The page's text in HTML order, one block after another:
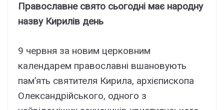
Православне свято сьогодні має народну
назву Кирилів день
9 червня за новим церковним
календарем православні вшановують
пам’ять святителя Кирила, архієпископа
Олександрійського, одного з